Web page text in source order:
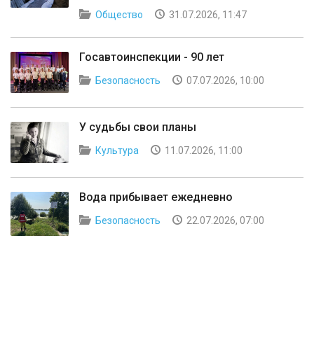
Общество 31.07.2026, 11:47
Госавтоинспекции - 90 лет
Безопасность 07.07.2026, 10:00
У судьбы свои планы
Культура 11.07.2026, 11:00
Вода прибывает ежедневно
Безопасность 22.07.2026, 07:00